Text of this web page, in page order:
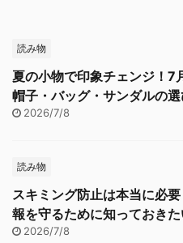
読み物
夏の小物で印象チェンジ！7
帽子・バッグ・サンダルの
2026/7/8
読み物
スキミング防止は本当に必
報を守るために知っておき
2026/7/8